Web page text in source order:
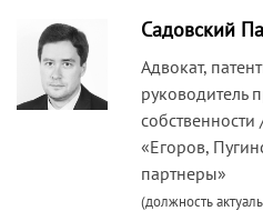
Садовский
Адвокат,
руководитель
«Егоров,
партнеры»
(должность